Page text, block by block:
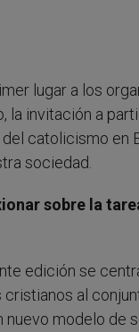
lugar a los
la invitación a
catolicismo en
sociedad.
sobre la
edición se
al
modelo de